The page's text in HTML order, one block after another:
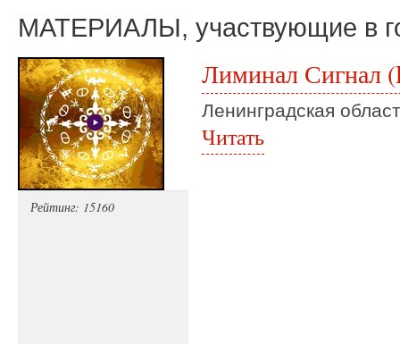
МАТЕРИАЛЫ, участвующие в
Рейтинг: 15160
Лиминал Сигнал
Ленинградская
Читать